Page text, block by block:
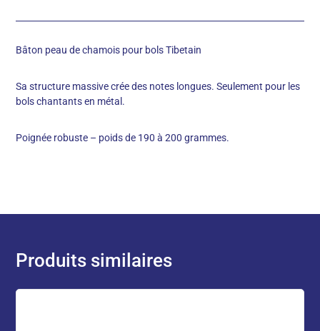
Bâton peau de chamois pour bols Tibetain
Sa structure massive crée des notes longues. Seulement pour les
bols chantants en métal.
Poignée robuste – poids de 190 à 200 grammes.
Produits similaires